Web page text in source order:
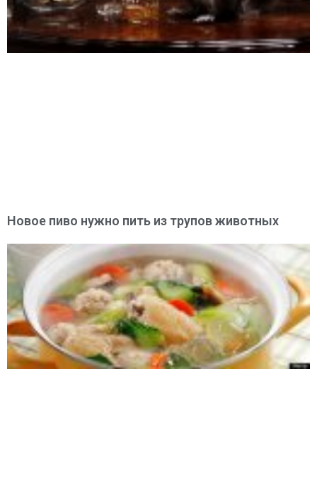
Новое пиво нужно пить из трупов животных